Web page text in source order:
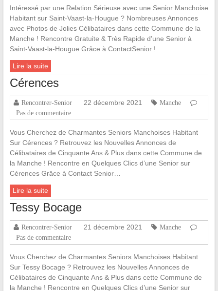
Intéressé par une Relation Sérieuse avec une Senior Manchoise
Habitant sur Saint-Vaast-la-Hougue ? Nombreuses Annonces
avec Photos de Jolies Célibataires dans cette Commune de la
Manche ! Rencontre Gratuite & Très Rapide d’une Senior à
Saint-Vaast-la-Hougue Grâce à ContactSenior !
Lire la suite
Cérences
Rencontrer-Senior 22 décembre 2021
Manche
Pas de commentaire
Vous Cherchez de Charmantes Seniors Manchoises Habitant
Sur Cérences ? Retrouvez les Nouvelles Annonces de
Célibataires de Cinquante Ans & Plus dans cette Commune de
la Manche ! Rencontre en Quelques Clics d’une Senior sur
Cérences Grâce à Contact Senior…
Lire la suite
Tessy Bocage
Rencontrer-Senior 21 décembre 2021
Manche
Pas de commentaire
Vous Cherchez de Charmantes Seniors Manchoises Habitant
Sur Tessy Bocage ? Retrouvez les Nouvelles Annonces de
Célibataires de Cinquante Ans & Plus dans cette Commune de
la Manche ! Rencontre en Quelques Clics d’une Senior sur